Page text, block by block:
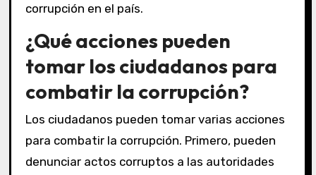
corrupción en el país.
¿Qué acciones pueden
tomar los ciudadanos para
combatir la corrupción?
Los ciudadanos pueden tomar varias acciones
para combatir la corrupción. Primero, pueden
denunciar actos corruptos a las autoridades